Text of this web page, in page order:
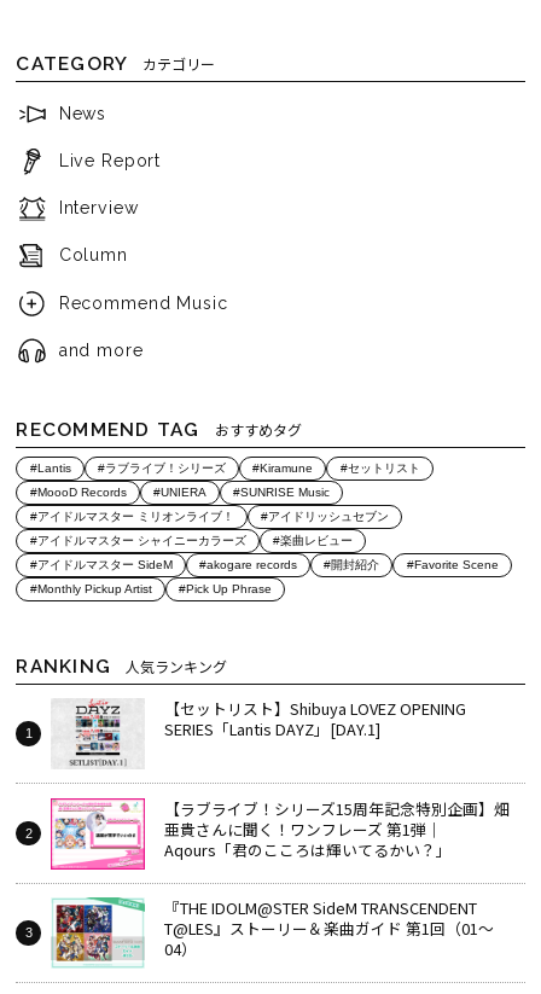
CATEGORY カテゴリー
News
Live Report
Interview
Column
Recommend Music
and more
RECOMMEND TAG おすすめタグ
#Lantis #ラブライブ！シリーズ #Kiramune
#セットリスト
#MoooD Records
#UNIERA
#SUNRISE Music
#アイドルマスター ミリオンライブ！
#アイドリッシュセブン
#アイドルマスター シャイニーカラーズ
#楽曲レビュー
#アイドルマスター SideM
#akogare records #開封紹介
#Favorite Scene
#Monthly Pickup Artist
#Pick Up Phrase
RANKING 人気ランキング
【セットリスト】Shibuya LOVEZ OPENING
SERIES「Lantis DAYZ」[DAY.1]
【ラブライブ！シリーズ15周年記念特別企画】畑
亜貴さんに聞く！ワンフレーズ 第1弾｜
Aqours「君のこころは輝いてるかい？」
『THE IDOLM@STER SideM TRANSCENDENT
T@LES』ストーリー＆楽曲ガイド 第1回（01～
04）